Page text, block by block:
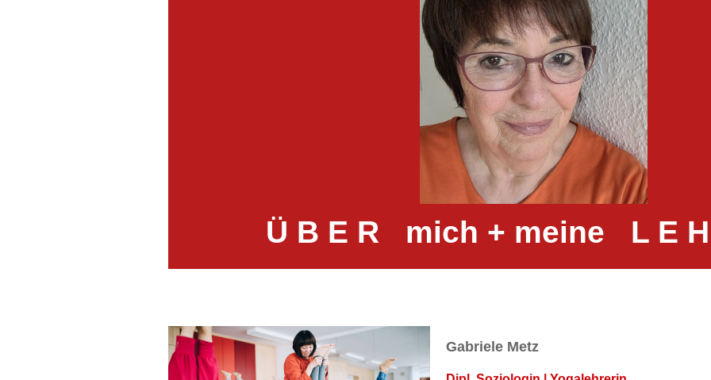
Ü B E R mich + meine L E H
Gabriele Metz